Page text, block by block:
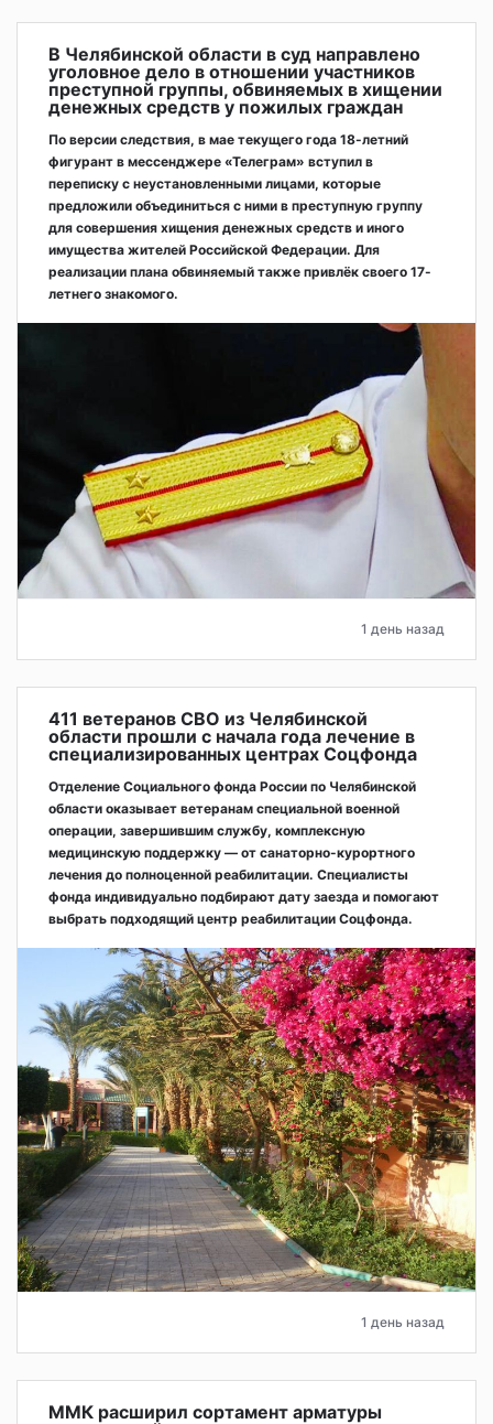
В Челябинской области в суд направлено
уголовное дело в отношении участников
преступной группы, обвиняемых в хищении
денежных средств у пожилых граждан
По версии следствия, в мае текущего года 18-летний
фигурант в мессенджере «Телеграм» вступил в
переписку с неустановленными лицами, которые
предложили объединиться с ними в преступную группу
для совершения хищения денежных средств и иного
имущества жителей Российской Федерации. Для
реализации плана обвиняемый также привлёк своего 17-
летнего знакомого.
1 день назад
411 ветеранов СВО из Челябинской
области прошли с начала года лечение в
специализированных центрах Соцфонда
Отделение Социального фонда России по Челябинской
области оказывает ветеранам специальной военной
операции, завершившим службу, комплексную
медицинскую поддержку — от санаторно-курортного
лечения до полноценной реабилитации. Специалисты
фонда индивидуально подбирают дату заезда и помогают
выбрать подходящий центр реабилитации Соцфонда.
1 день назад
ММК расширил сортамент арматуры